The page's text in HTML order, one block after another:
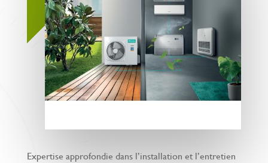
Expertise approfondie dans l’installation et l’entretien